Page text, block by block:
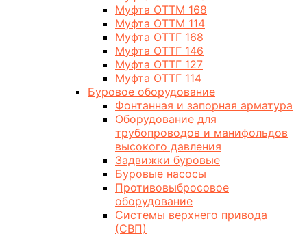
Муфта ОТТМ 168
Муфта ОТТМ 114
Муфта ОТТГ 168
Муфта ОТТГ 146
Муфта ОТТГ 127
Муфта ОТТГ 114
Буровое оборудование
Фонтанная и запорная арматура
Оборудование для
трубопроводов и манифольдов
высокого давления
Задвижки буровые
Буровые насосы
Противовыбросовое
оборудование
Системы верхнего привода
(СВП)